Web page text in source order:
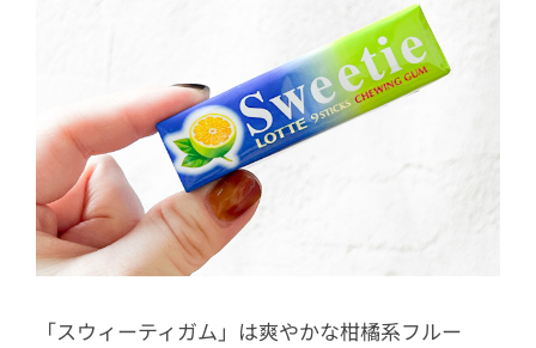
「スウィーティガム」は爽やかな柑橘系フルー